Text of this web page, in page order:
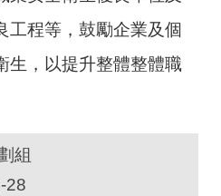
工程等，鼓勵企業及個
生，以提升整體整體職
組
28